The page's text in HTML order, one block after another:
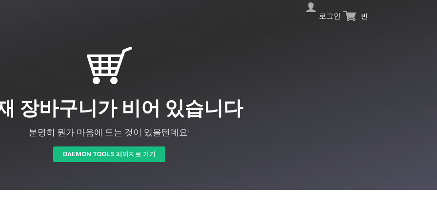
빈
로그인
장바구니가 비어 있습니다
분명히 뭔가 마음에 드는 것이 있을텐데요!
DAEMON TOOLS 페이지로 가기